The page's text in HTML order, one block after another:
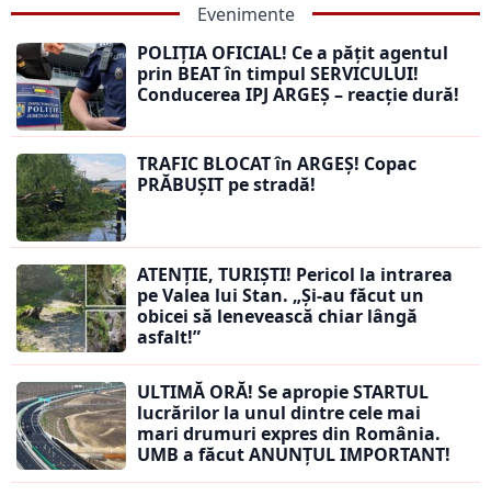
Evenimente
POLIȚIA OFICIAL! Ce a pățit agentul
prin BEAT în timpul SERVICULUI!
Conducerea IPJ ARGEȘ – reacție dură!
TRAFIC BLOCAT în ARGEȘ! Copac
PRĂBUȘIT pe stradă!
ATENȚIE, TURIȘTI! Pericol la intrarea
pe Valea lui Stan. „Și-au făcut un
obicei să lenevească chiar lângă
asfalt!”
ULTIMĂ ORĂ! Se apropie STARTUL
lucrărilor la unul dintre cele mai
mari drumuri expres din România.
UMB a făcut ANUNȚUL IMPORTANT!